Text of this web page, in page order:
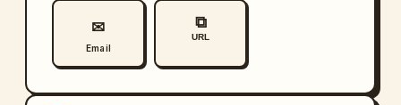
✉
Email
⧉
URL